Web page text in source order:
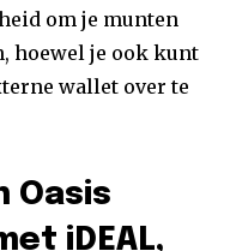
om je munten
hoewel je ook kunt
wallet over te
Oasis
iDEAL,